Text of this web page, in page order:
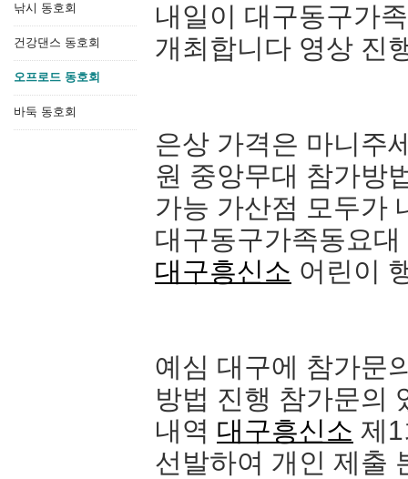
낚시 동호회
건강댄스 동호회
오프로드 동호회
바둑 동호회
내일이 대구동구가
개최합니다 영상 진
은상 가격은 마니주
원 중앙무대 참가방
가능 가산점 모두가
대구동구가족동요
대구흥신소 어린이
예심 대구에 참가문
방법 진행 참가문의
내역 대구흥신소 제
선발하여 개인 제출